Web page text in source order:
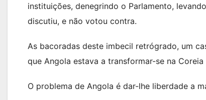
instituições, denegrindo o Parlamento,
discutiu, e não votou contra.
As bacoradas deste imbecil retrógrado, um
que Angola estava a transformar-se na
O problema de Angola é dar-lhe liberdade a